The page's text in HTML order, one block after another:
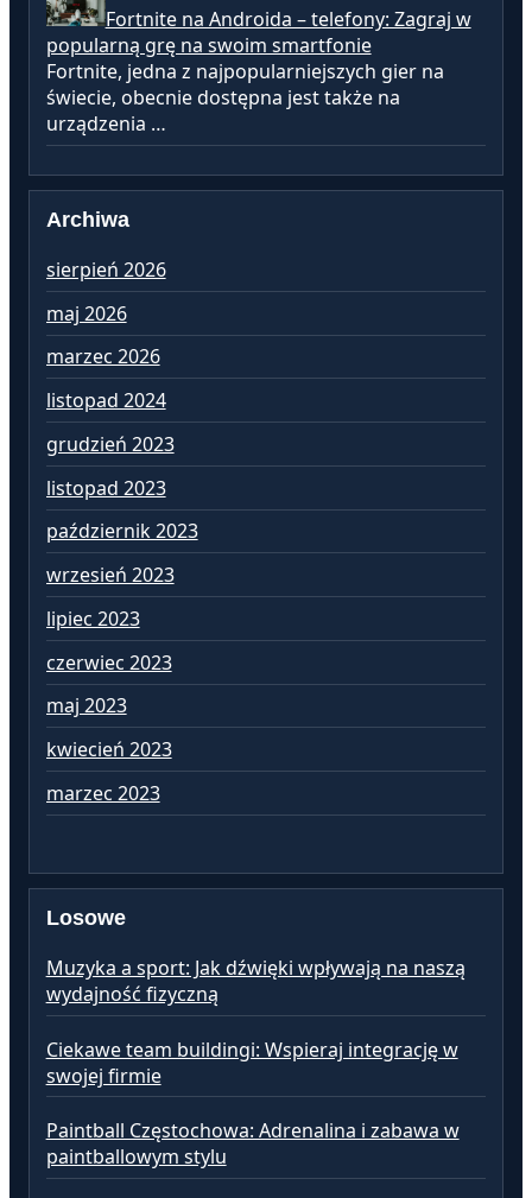
Fortnite na Androida – telefony: Zagraj w
popularną grę na swoim smartfonie
Fortnite, jedna z najpopularniejszych gier na
świecie, obecnie dostępna jest także na
urządzenia …
Archiwa
sierpień 2026
maj 2026
marzec 2026
listopad 2024
grudzień 2023
listopad 2023
październik 2023
wrzesień 2023
lipiec 2023
czerwiec 2023
maj 2023
kwiecień 2023
marzec 2023
Losowe
Muzyka a sport: Jak dźwięki wpływają na naszą
wydajność fizyczną
Ciekawe team buildingi: Wspieraj integrację w
swojej firmie
Paintball Częstochowa: Adrenalina i zabawa w
paintballowym stylu